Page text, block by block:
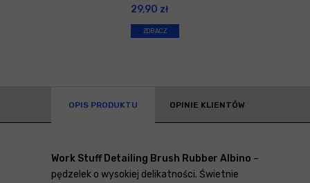
29,90 zł
ZOBACZ
OPIS PRODUKTU OPINIE KLIENTÓW
Work Stuff Detailing Brush Rubber Albino –
pędzelek o wysokiej delikatności. Świetnie